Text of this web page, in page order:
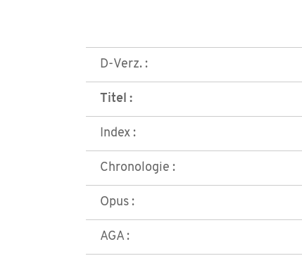
D-Verz. :
Titel :
Index :
Chronologie :
Opus :
AGA :